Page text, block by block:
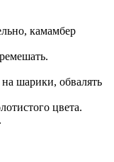
камамбер
на шарики, обвалять
цвета.